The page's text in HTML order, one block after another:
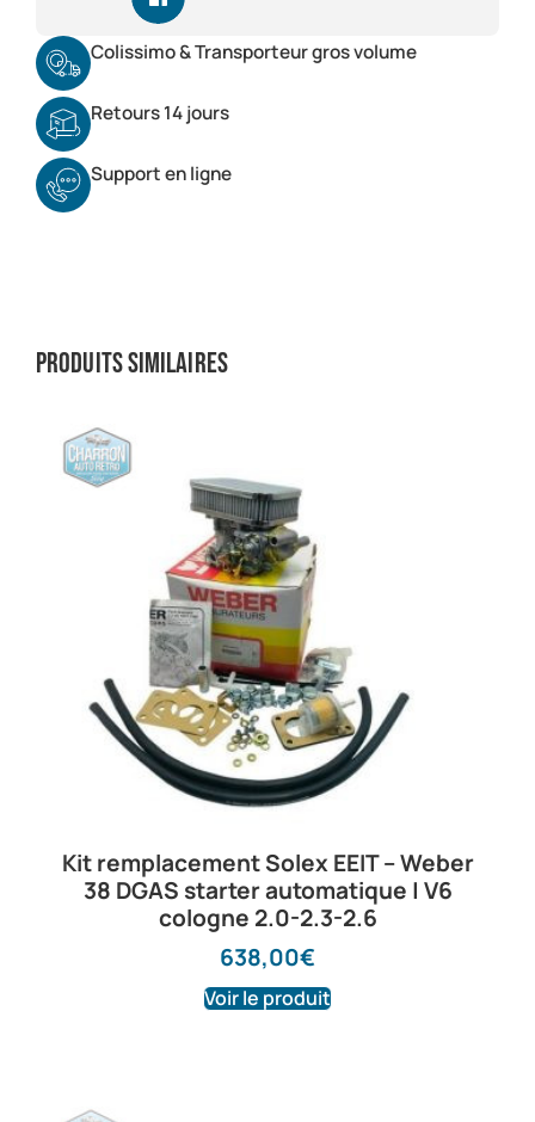
Colissimo & Transporteur gros volume
Retours 14 jours
Support en ligne
Produits similaires
Kit remplacement Solex EEIT – Weber
38 DGAS starter automatique | V6
cologne 2.0-2.3-2.6
638,00€
Voir le produit